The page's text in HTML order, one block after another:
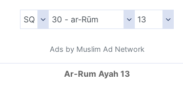
Ads by Muslim Ad Network
Ar-Rum Ayah 13